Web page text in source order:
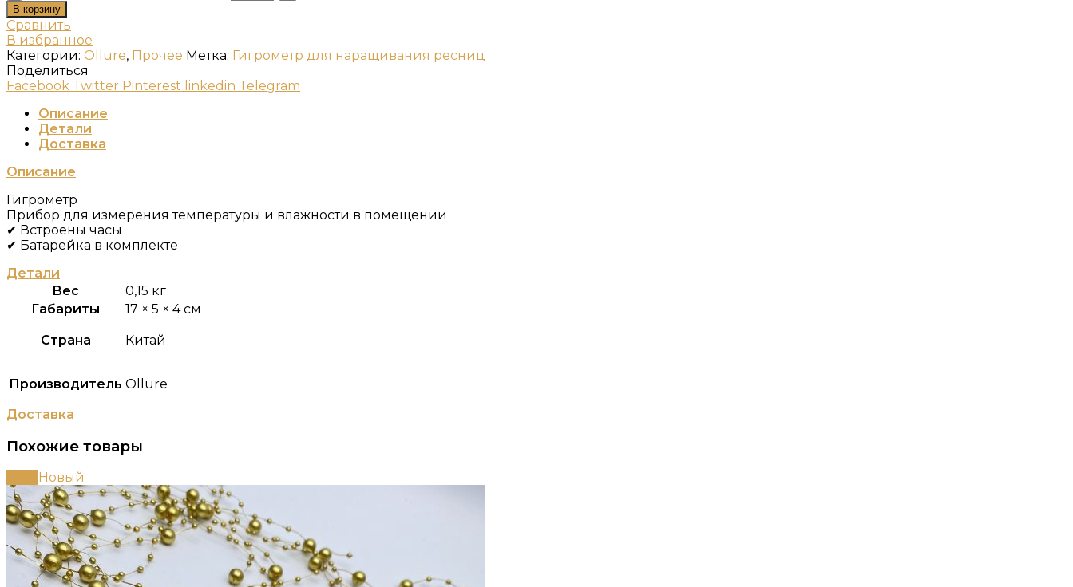
В корзину
Сравнить
В избранное
Категории: Ollure, Прочее Метка: Гигрометр для наращивания ресниц
Поделиться
Facebook Twitter Pinterest linkedin Telegram
Описание
Детали
Доставка
Описание
Гигрометр
Прибор для измерения температуры и влажности в помещении
✔ Встроены часы
✔ Батарейка в комплекте
Детали
Вес
0,15 кг
Габариты
17 × 5 × 4 см
Страна Китай
Производитель Ollure
Доставка
Похожие товары
Новый